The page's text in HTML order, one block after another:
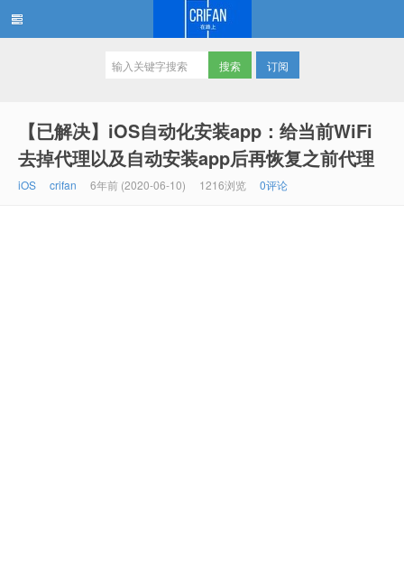
订阅
【已解决】iOS自动化安装app：给当前WiFi
去掉代理以及自动安装app后再恢复之前代理
iOS crifan 6年前 (2020-06-10) 1216浏览 0评论